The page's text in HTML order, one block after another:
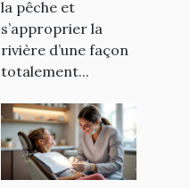
la pêche et
s’approprier la
rivière d’une façon
totalement...